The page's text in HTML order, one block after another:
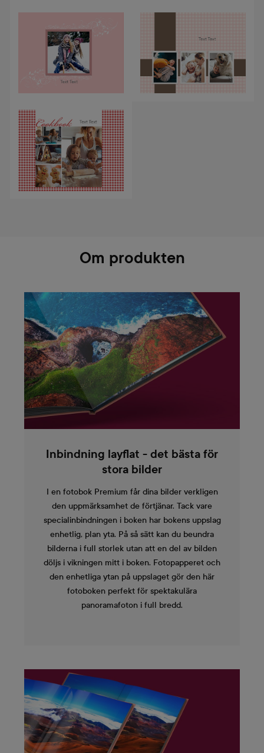
Om produkten
Inbindning layflat - det bästa för
stora bilder
I en fotobok Premium får dina bilder verkligen
den uppmärksamhet de förtjänar. Tack vare
specialinbindningen i boken har bokens uppslag
enhetlig, plan yta. På så sätt kan du beundra
bilderna i full storlek utan att en del av bilden
döljs i vikningen mitt i boken. Fotopapperet och
den enhetliga ytan på uppslaget gör den här
fotoboken perfekt för spektakulära
panoramafoton i full bredd.